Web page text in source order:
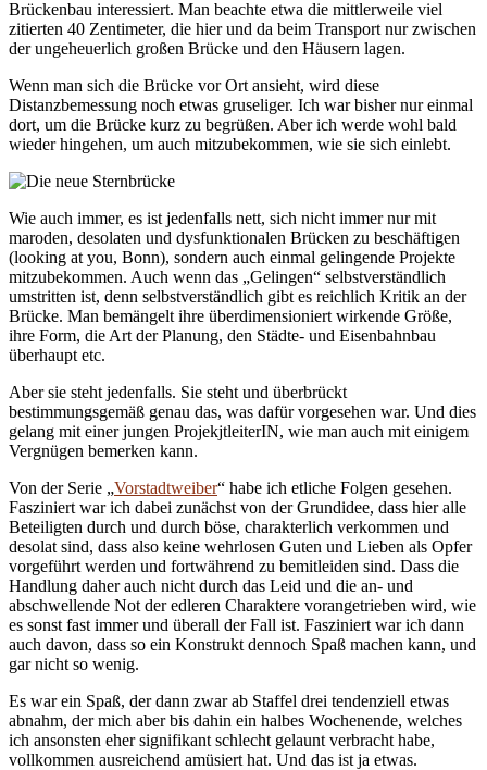
Brückenbau interessiert. Man beachte etwa die mittlerweile viel
zitierten 40 Zentimeter, die hier und da beim Transport nur zwischen
der ungeheuerlich großen Brücke und den Häusern lagen.
Wenn man sich die Brücke vor Ort ansieht, wird diese
Distanzbemessung noch etwas gruseliger. Ich war bisher nur einmal
dort, um die Brücke kurz zu begrüßen. Aber ich werde wohl bald
wieder hingehen, um auch mitzubekommen, wie sie sich einlebt.
Wie auch immer, es ist jedenfalls nett, sich nicht immer nur mit
maroden, desolaten und dysfunktionalen Brücken zu beschäftigen
(looking at you, Bonn), sondern auch einmal gelingende Projekte
mitzubekommen. Auch wenn das „Gelingen“ selbstverständlich
umstritten ist, denn selbstverständlich gibt es reichlich Kritik an der
Brücke. Man bemängelt ihre überdimensioniert wirkende Größe,
ihre Form, die Art der Planung, den Städte- und Eisenbahnbau
überhaupt etc.
Aber sie steht jedenfalls. Sie steht und überbrückt
bestimmungsgemäß genau das, was dafür vorgesehen war. Und dies
gelang mit einer jungen ProjekjtleiterIN, wie man auch mit einigem
Vergnügen bemerken kann.
Von der Serie „Vorstadtweiber“ habe ich etliche Folgen gesehen.
Fasziniert war ich dabei zunächst von der Grundidee, dass hier alle
Beteiligten durch und durch böse, charakterlich verkommen und
desolat sind, dass also keine wehrlosen Guten und Lieben als Opfer
vorgeführt werden und fortwährend zu bemitleiden sind. Dass die
Handlung daher auch nicht durch das Leid und die an- und
abschwellende Not der edleren Charaktere vorangetrieben wird, wie
es sonst fast immer und überall der Fall ist. Fasziniert war ich dann
auch davon, dass so ein Konstrukt dennoch Spaß machen kann, und
gar nicht so wenig.
Es war ein Spaß, der dann zwar ab Staffel drei tendenziell etwas
abnahm, der mich aber bis dahin ein halbes Wochenende, welches
ich ansonsten eher signifikant schlecht gelaunt verbracht habe,
vollkommen ausreichend amüsiert hat. Und das ist ja etwas.